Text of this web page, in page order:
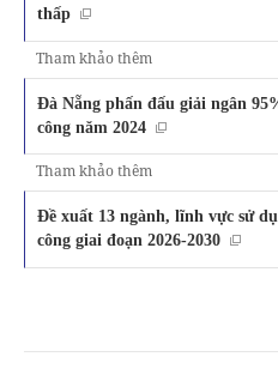
thấp
Tham khảo thêm
Đà Nẵng phấn đấu giải ngân
công năm 2024
Tham khảo thêm
Đề xuất 13 ngành, lĩnh vực sử
công giai đoạn 2026-2030